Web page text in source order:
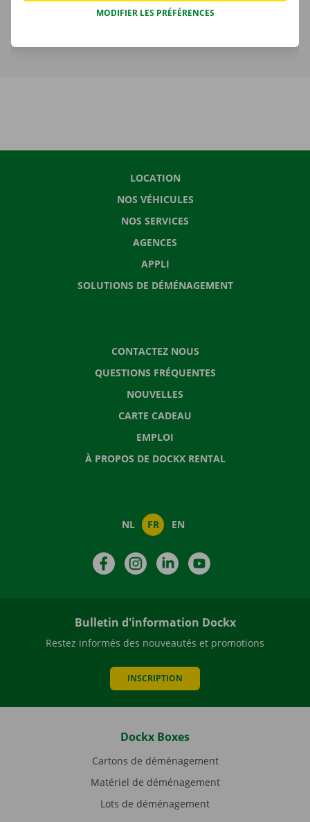
LOCATION
NOS VÉHICULES
NOS SERVICES
AGENCES
APPLI
SOLUTIONS DE DÉMÉNAGEMENT
CONTACTEZ NOUS
QUESTIONS FRÉQUENTES
NOUVELLES
CARTE CADEAU
EMPLOI
À PROPOS DE DOCKX RENTAL
NL FR EN
FacebookInstagramLinkedIn
Bulletin d'information Dockx
Restez informés des nouveautés et promotions
INSCRIPTION
Dockx Boxes
Cartons de déménagement
Matériel de déménagement
Lots de déménagement
MODIFIER LES PRÉFÉRENCES